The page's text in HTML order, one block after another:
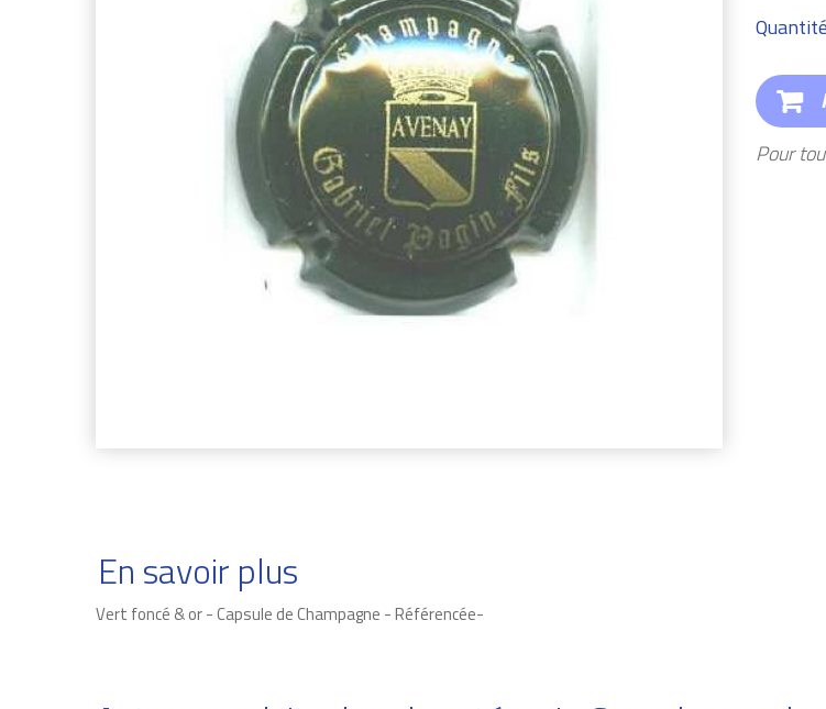
Quantité
Pour
En savoir plus
Vert foncé & or - Capsule de Champagne - Référencée-